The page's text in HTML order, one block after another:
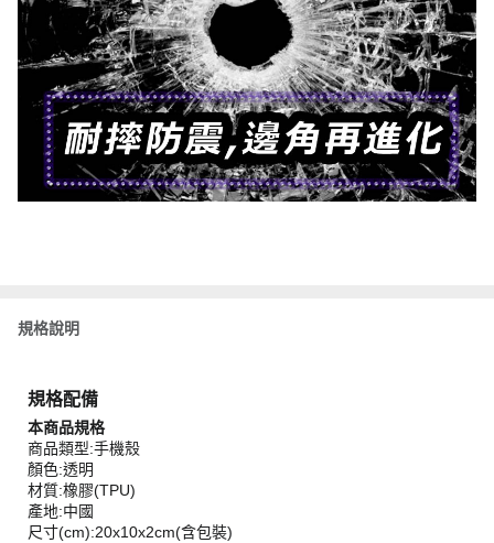
規格說明
規格配備
本商品規格
商品類型:手機殼
顏色:透明
材質:橡膠(TPU)
產地:中國
尺寸(cm):20x10x2cm(含包裝)